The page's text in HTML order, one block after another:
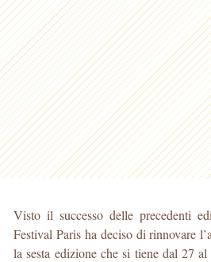
Visto il successo delle precedenti
Festival Paris ha deciso di rinnovare
la sesta edizione che si tiene dal 27